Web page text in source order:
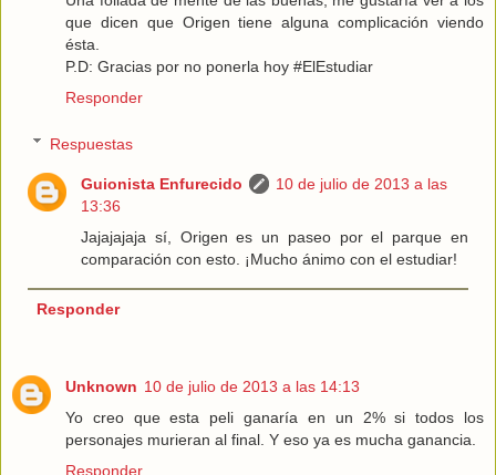
que dicen que Origen tiene alguna complicación viendo
ésta.
P.D: Gracias por no ponerla hoy #ElEstudiar
Responder
Respuestas
Guionista Enfurecido
10 de julio de 2013 a las
13:36
Jajajajaja sí, Origen es un paseo por el parque en
comparación con esto. ¡Mucho ánimo con el estudiar!
Responder
Unknown 10 de julio de 2013 a las 14:13
Yo creo que esta peli ganaría en un 2% si todos los
personajes murieran al final. Y eso ya es mucha ganancia.
Responder